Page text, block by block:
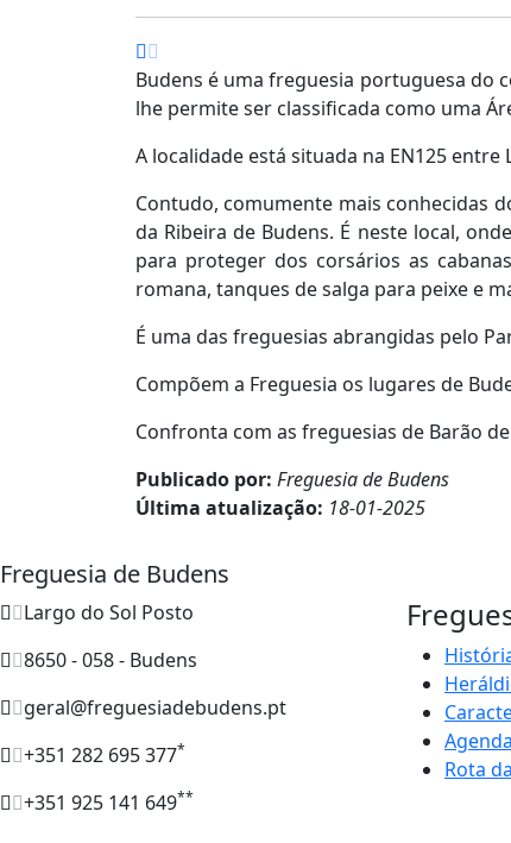
Budens é uma freguesia portuguesa do
lhe permite ser classificada como uma
A localidade está situada na EN125
Contudo, comumente mais conhecidas
da Ribeira de Budens. É neste local,
para proteger dos corsários as
romana, tanques de salga para peixe e
É uma das freguesias abrangidas pelo
Compõem a Freguesia os lugares de
Confronta com as freguesias de Barão
Publicado por: Freguesia de Budens
Última atualização: 18-01-2025
Freguesia de Budens
Largo do Sol Posto
8650 - 058 - Budens
geral@freguesiadebudens.pt
+351 282 695 377*
+351 925 141 649**
Rota